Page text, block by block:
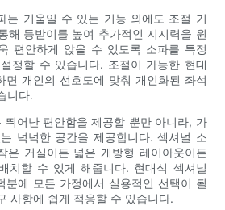
는 기울일 수 있는 기능 외에도 조절 기
해 등받이를 높여 추가적인 지지력을 원
편안하게 앉을 수 있도록 소파를 특정
정할 수 있습니다. 조절이 가능한 현대
면 개인의 선호도에 맞춰 개인화된 좌석
니다.
뛰어난 편안함을 제공할 뿐만 아니라, 가
넉넉한 공간을 제공합니다. 섹셔널 소
은 거실이든 넓은 개방형 레이아웃이든
치할 수 있게 해줍니다. 현대식 섹셔널
분에 모든 가정에서 실용적인 선택이 될
사항에 쉽게 적응할 수 있습니다.